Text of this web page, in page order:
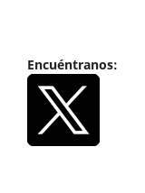
Encuéntranos: